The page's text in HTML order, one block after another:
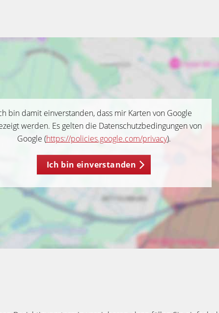
bin damit einverstanden, dass mir Karten von Google
werden. Es gelten die Datenschutzbedingungen von
Google (https://policies.google.com/privacy).
Ich bin einverstanden